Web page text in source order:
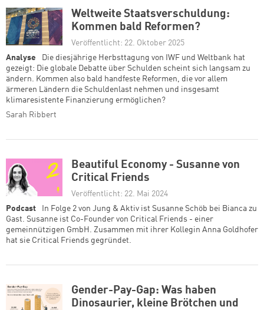
Weltweite Staatsverschuldung:
Kommen bald Reformen?
Veröffentlicht: 22. Oktober 2025
Analyse
Die diesjährige Herbsttagung von IWF und Weltbank hat
gezeigt: Die globale Debatte über Schulden scheint sich langsam zu
ändern. Kommen also bald handfeste Reformen, die vor allem
ärmeren Ländern die Schuldenlast nehmen und insgesamt
klimaresistente Finanzierung ermöglichen?
Sarah Ribbert
Beautiful Economy - Susanne von
Critical Friends
Veröffentlicht: 22. Mai 2024
Podcast
In Folge 2 von Jung & Aktiv ist Susanne Schöb bei Bianca zu
Gast. Susanne ist Co-Founder von Critical Friends - einer
gemeinnützigen GmbH. Zusammen mit ihrer Kollegin Anna Goldhofer
hat sie Critical Friends gegründet.
Gender-Pay-Gap: Was haben
Dinosaurier, kleine Brötchen und